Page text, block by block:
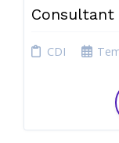
Consultant
CDI